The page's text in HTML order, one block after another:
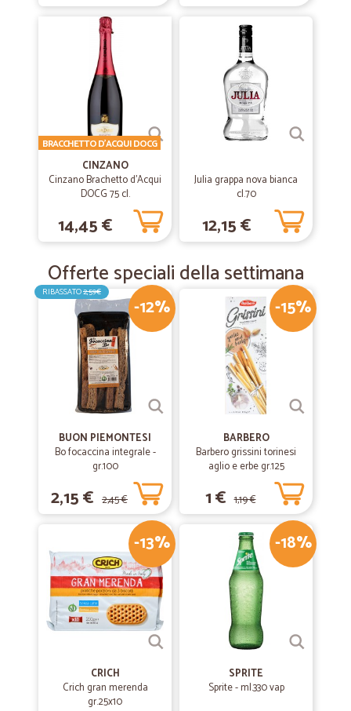
—
Merce perfettamente integra.
Merce perfettamente integra. Tempi di consegna ottimali.
01/10/2019
—Patrizio S.
puntuali e precisi
puntuali e precisiCINZANO
Cinzano Brachetto d'Acqui
DOCG 75 cl.
BRACCHETTO D'ACQUI DOCG
14,45 €
Julia grappa nova bianca
cl.70
12,15 €
Offerte speciali della settimana
-12%
RIBASSATO2,59€
BUON PIEMONTESI
Bo focaccina integrale -
gr.100
2,15 € 2,45 €
-15%
BARBERO
Barbero grissini torinesi
aglio e erbe gr.125
1 € 1,19 €
-13%
CRICH
Crich gran merenda
gr.25x10
-18%
SPRITE
Sprite - ml.330 vap